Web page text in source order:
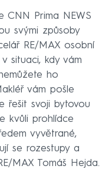
CNN Prima NEWS
svými způsoby
RE/MAX osobní
situaci, kdy vám
ho
vám pošle
řešit svoji bytovou
kvůli prohlídce
vyvětrané,
se rozestupy a
MAX Tomáš Hejda.